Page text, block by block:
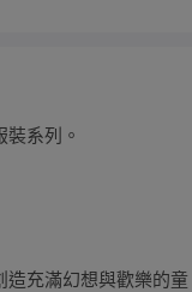
系列。
造充滿幻想與歡樂的童